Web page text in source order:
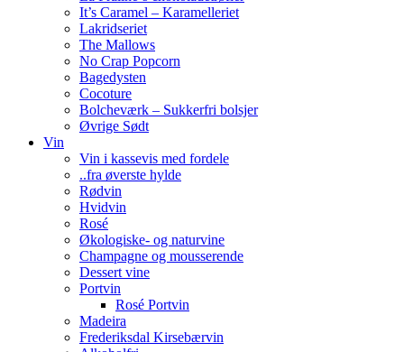
It’s Caramel – Karamelleriet
Lakridseriet
The Mallows
No Crap Popcorn
Bagedysten
Cocoture
Bolcheværk – Sukkerfri bolsjer
Øvrige Sødt
Vin
Vin i kassevis med fordele
..fra øverste hylde
Rødvin
Hvidvin
Rosé
Økologiske- og naturvine
Champagne og mousserende
Dessert vine
Portvin
Rosé Portvin
Madeira
Frederiksdal Kirsebærvin